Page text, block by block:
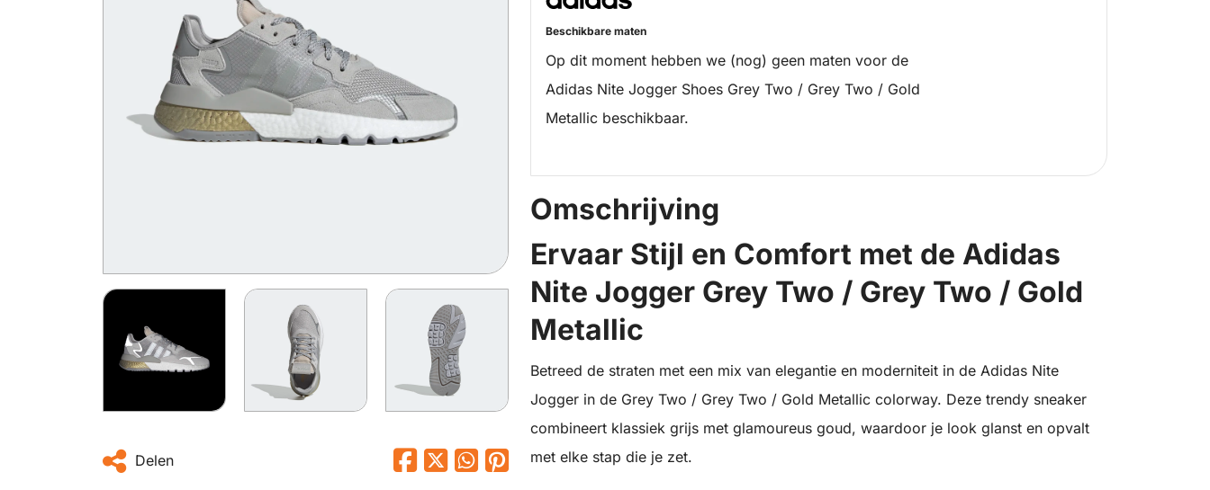
Delen
Beschikbare maten
Op dit moment hebben we (nog) geen maten voor de
Adidas Nite Jogger Shoes Grey Two / Grey Two / Gold
Metallic beschikbaar.
Omschrijving
Ervaar Stijl en Comfort met de Adidas
Nite Jogger Grey Two / Grey Two / Gold
Metallic
Betreed de straten met een mix van elegantie en moderniteit in de Adidas Nite
Jogger in de Grey Two / Grey Two / Gold Metallic colorway. Deze trendy sneaker
combineert klassiek grijs met glamoureus goud, waardoor je look glanst en opvalt
met elke stap die je zet.